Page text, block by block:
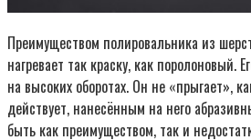
Пре­иму­ще­ством поли­ро­валь­ни­ка из
нагре­ва­ет так крас­ку, как поро­ло­но­вый.
на высо­ких обо­ро­тах. Он не «пры­га­ет»,
дей­ству­ет, нане­сён­ным на него
быть как пре­иму­ще­ством, так и